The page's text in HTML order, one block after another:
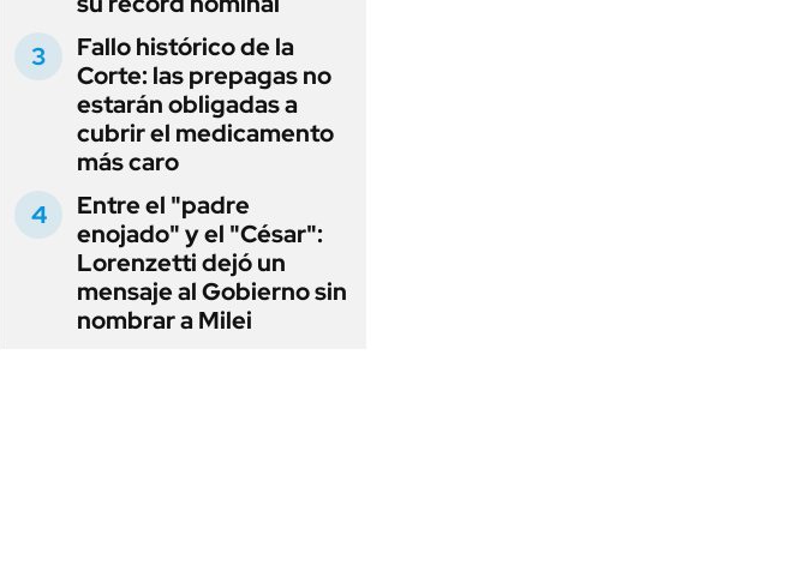
Fallo histórico de la
Corte: las prepagas no
estarán obligadas a
cubrir el medicamento
más caro
Entre el "padre
enojado" y el "César":
Lorenzetti dejó un
mensaje al Gobierno sin
nombrar a Milei